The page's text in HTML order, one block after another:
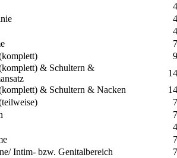
& Schultern &
& Schultern & Nacken
Intim- bzw. Genitalbereich